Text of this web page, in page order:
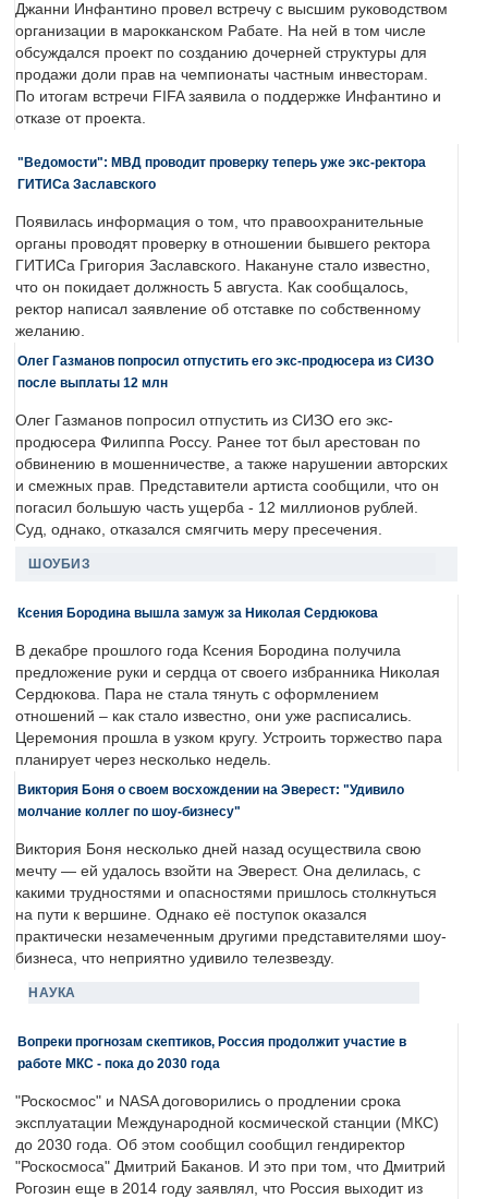
Джанни Инфантино провел встречу с высшим руководством
организации в марокканском Рабате. На ней в том числе
обсуждался проект по созданию дочерней структуры для
продажи доли прав на чемпионаты частным инвесторам.
По итогам встречи FIFA заявила о поддержке Инфантино и
отказе от проекта.
"Ведомости": МВД проводит проверку теперь уже экс-ректора
ГИТИСа Заславского
Появилась информация о том, что правоохранительные
органы проводят проверку в отношении бывшего ректора
ГИТИСа Григория Заславского. Накануне стало известно,
что он покидает должность 5 августа. Как сообщалось,
ректор написал заявление об отставке по собственному
желанию.
Олег Газманов попросил отпустить его экс-продюсера из СИЗО
после выплаты 12 млн
Олег Газманов попросил отпустить из СИЗО его экс-
продюсера Филиппа Россу. Ранее тот был арестован по
обвинению в мошенничестве, а также нарушении авторских
и смежных прав. Представители артиста сообщили, что он
погасил большую часть ущерба - 12 миллионов рублей.
Суд, однако, отказался смягчить меру пресечения.
ШОУБИЗ
Ксения Бородина вышла замуж за Николая Сердюкова
В декабре прошлого года Ксения Бородина получила
предложение руки и сердца от своего избранника Николая
Сердюкова. Пара не стала тянуть с оформлением
отношений – как стало известно, они уже расписались.
Церемония прошла в узком кругу. Устроить торжество пара
планирует через несколько недель.
Виктория Боня о своем восхождении на Эверест: "Удивило
молчание коллег по шоу-бизнесу"
Виктория Боня несколько дней назад осуществила свою
мечту — ей удалось взойти на Эверест. Она делилась, с
какими трудностями и опасностями пришлось столкнуться
на пути к вершине. Однако её поступок оказался
практически незамеченным другими представителями шоу-
бизнеса, что неприятно удивило телезвезду.
НАУКА
Вопреки прогнозам скептиков, Россия продолжит участие в
работе МКС - пока до 2030 года
"Роскосмос" и NASA договорились о продлении срока
эксплуатации Международной космической станции (МКС)
до 2030 года. Об этом сообщил сообщил гендиректор
"Роскосмоса" Дмитрий Баканов. И это при том, что Дмитрий
Рогозин еще в 2014 году заявлял, что Россия выходит из